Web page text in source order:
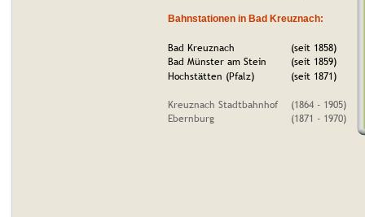
Bahnstationen in Bad Kreuznach:
Bad Kreuznach
(seit 1858)
Bad Münster am Stein
(seit 1859)
Hochstätten (Pfalz)
(seit 1871)
Kreuznach Stadtbahnhof
(1864 - 1905)
Ebernburg
(1871 - 1970)